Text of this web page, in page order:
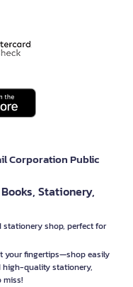
Corporation Public
Stationery,
shop, perfect for
your fingertips—shop easily
high-quality stationery,
miss!